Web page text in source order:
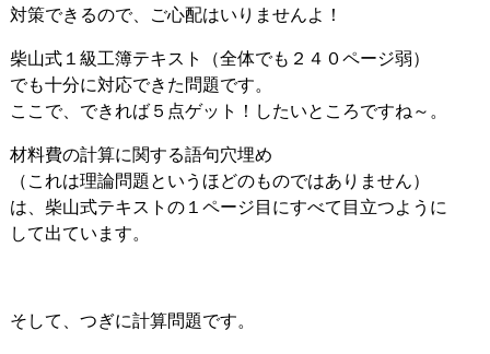
対策できるので、ご心配はいりませんよ！
柴山式１級工簿テキスト（全体でも２４０ページ弱）
でも十分に対応できた問題です。
ここで、できれば５点ゲット！したいところですね～。
材料費の計算に関する語句穴埋め
（これは理論問題というほどのものではありません）
は、柴山式テキストの１ページ目にすべて目立つように
して出ています。
そして、つぎに計算問題です。